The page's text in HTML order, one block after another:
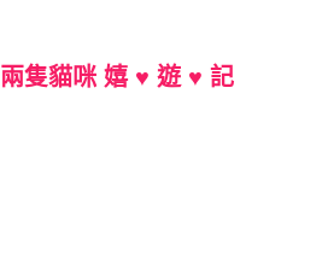
兩隻貓咪 嬉 ♥ 遊 ♥ 記